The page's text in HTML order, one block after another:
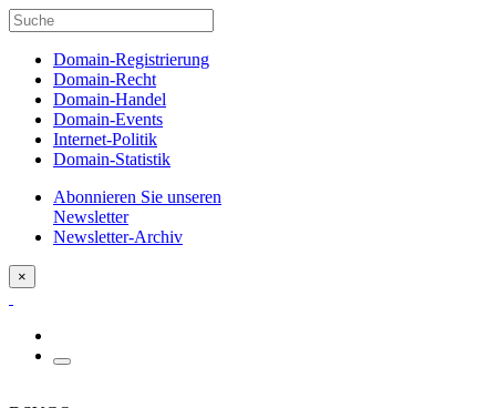
Domain-Registrierung
Domain-Recht
Domain-Handel
Domain-Events
Internet-Politik
Domain-Statistik
Abonnieren Sie unseren
Newsletter
Newsletter-Archiv
×